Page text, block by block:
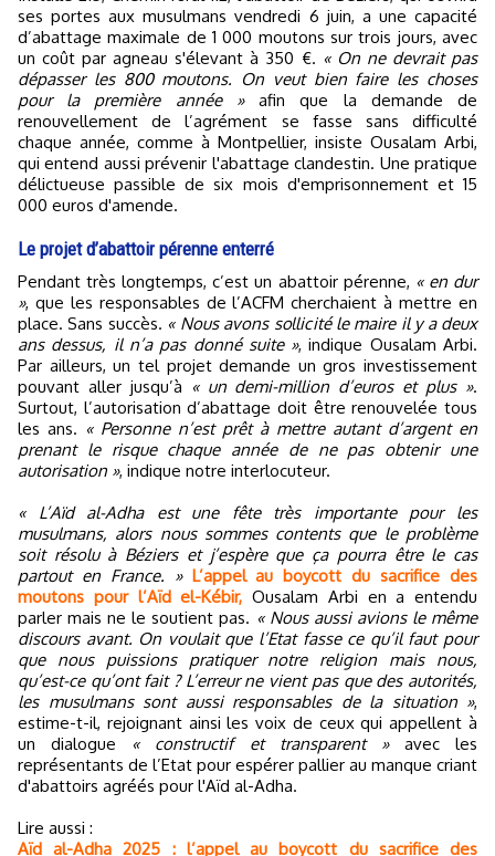
ses portes aux musulmans vendredi 6 juin, a une capacité
d’abattage maximale de 1 000 moutons sur trois jours, avec
un coût par agneau s'élevant à 350 €. « On ne devrait pas
dépasser les 800 moutons. On veut bien faire les choses
pour la première année »afin que la demande de
renouvellement de l’agrément se fasse sans difficulté
chaque année, comme à Montpellier, insiste Ousalam Arbi,
qui entend aussi prévenir l'abattage clandestin. Une pratique
délictueuse passible de six mois d'emprisonnement et 15
000 euros d'amende.
Le projet d’abattoir pérenne enterré
Pendant très longtemps, c’est un abattoir pérenne, « en dur
», que les responsables de l’ACFM cherchaient à mettre en
place. Sans succès. « Nous avons sollicité le maire il y a deux
ans dessus, il n’a pas donné suite », indique Ousalam Arbi.
Par ailleurs, un tel projet demande un gros investissement
pouvant aller jusqu’à « un demi-million d’euros et plus ».
Surtout, l’autorisation d’abattage doit être renouvelée tous
les ans. « Personne n’est prêt à mettre autant d’argent en
prenant le risque chaque année de ne pas obtenir une
autorisation », indique notre interlocuteur.
« L’Aïd al-Adha est une fête très importante pour les
musulmans, alors nous sommes contents que le problème
soit résolu à Béziers et j’espère que ça pourra être le cas
partout en France. » L’appel au boycott du sacrifice des
moutons pour l’Aïd el-Kébir, Ousalam Arbi en a entendu
parler mais ne le soutient pas. « Nous aussi avions le même
discours avant. On voulait que l’Etat fasse ce qu’il faut pour
que nous puissions pratiquer notre religion mais nous,
qu’est-ce qu’ont fait ? L’erreur ne vient pas que des autorités,
les musulmans sont aussi responsables de la situation »,
estime-t-il, rejoignant ainsi les voix de ceux qui appellent à
un dialogue « constructif et transparent »avec les
représentants de l’Etat pour espérer pallier au manque criant
d'abattoirs agréés pour l'Aïd al-Adha.
Lire aussi :
Aïd al-Adha 2025 : l’appel au boycott du sacrifice des